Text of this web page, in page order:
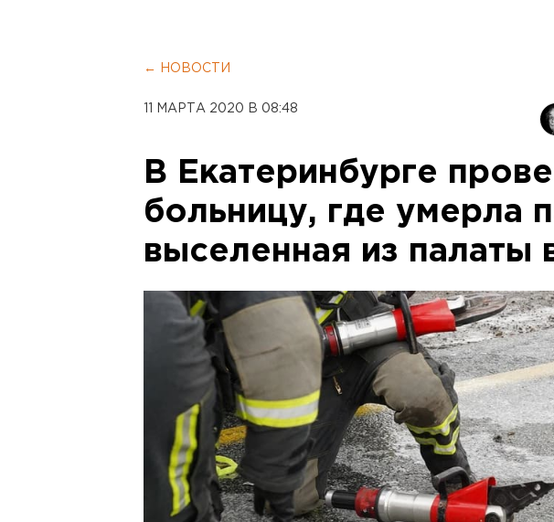
← НОВОСТИ
11 МАРТА 2020 В 08:48
В Екатеринбурге
больницу, где умерла
выселенная из палаты